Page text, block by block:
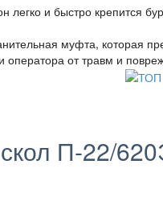
легко и быстро крепится
муфта, которая
оператора от травм и
П-22/